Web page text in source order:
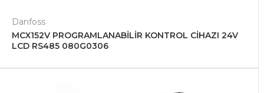
Danfoss
MCX152V PROGRAMLANABİLİR KONTROL CİHAZI 24V
LCD RS485 080G0306